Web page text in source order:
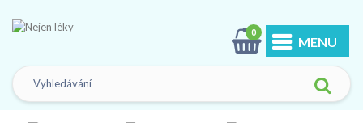
0
MENU